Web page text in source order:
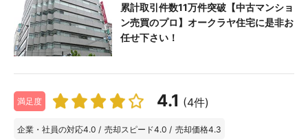
累計取引件数11万件突破【中古マンショ
ン売買のプロ】オークラヤ住宅に是非お
任せ下さい！
満足度 4.1 (4件)
企業・社員の対応4.0 / 売却スピード4.0 / 売却価格4.3